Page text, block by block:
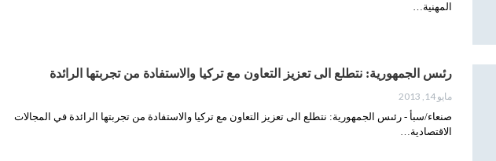
المهنية…
رئىس الجمهورية: نتطلع الى تعزيز التعاون مع تركيا والاستفادة من تجربتها الرائدة
مايو 14, 2013
صنعاء/سبأ - رئىس الجمهورية: نتطلع الى تعزيز التعاون مع تركيا والاستفادة من تجربتها الرائدة في المجالات
الاقتصادية…